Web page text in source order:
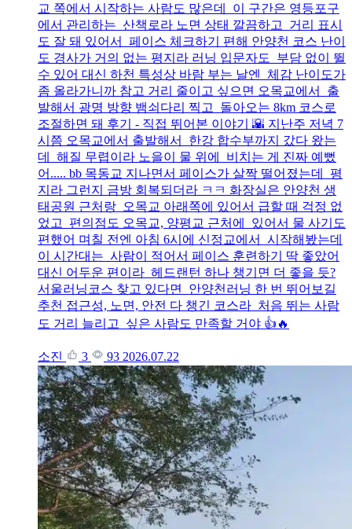
교 쪽에서 시작하는 사람도 많은데 이 구간은 영등포구
에서 관리하는 산책로라 노면 상태 깔끔하고 거리 표시
도 잘 돼 있어서 페이스 체크하기 편해 안양천 코스 난이
도 경사가 거의 없는 평지라 러닝 입문자도 부담 없이 뛸
수 있어 대신 하천 특성상 바람 부는 날엔 체감 난이도가
좀 올라가니까 참고 거리 줄이고 싶으면 오목교에서 출
발해서 광명 방향 뱀쇠다리 찍고 돌아오는 8km 코스로
조절하면 돼 후기 - 직접 뛰어본 이야기 🌇 지난주 저녁 7
시쯤 오목교에서 출발해서 한강 합수부까지 갔다 왔는
데 해질 무렵이라 노을이 물 위에 비치는 게 진짜 예뻤
어..... bb 목동교 지나면서 페이스가 살짝 떨어졌는데 평
지라 그런지 금방 회복되더라 ㅋㅋ 화장실은 안양천 생
태공원 근처랑 오목교 아래쪽에 있어서 급할 때 걱정 없
었고 편의점도 오목교, 양평교 근처에 있어서 물 사기도
편했어 며칠 전엔 아침 6시에 신정교에서 시작해봤는데
이 시간대는 사람이 적어서 페이스 훈련하기 딱 좋았어
대신 어두운 편이라 헤드랜턴 하나 챙기면 더 좋을 듯?
서울러닝코스 찾고 있다면 안양천러닝 한 번 뛰어보길
추천 접근성, 노면, 안전 다 챙긴 코스라 처음 뛰는 사람
도 거리 늘리고 싶은 사람도 만족할 거야 👍🔥
소진 3 93 2026.07.22